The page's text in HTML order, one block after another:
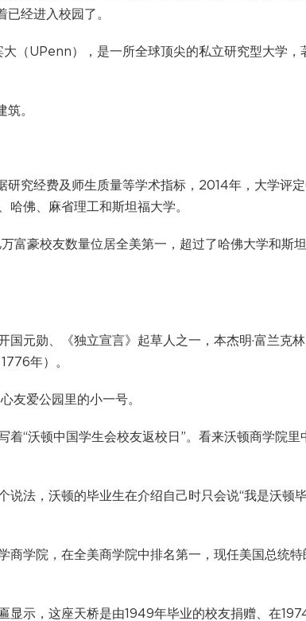
经进入校园了。
UPenn），是一所全球顶尖的私立研究型大学，
。
究经费及师生质量等学术指标，2014年，大学评定
哈佛、麻省理工和斯坦福大学。
富豪校友数量位居全美第一，超过了哈佛大学和斯
元勋、《独立宣言》起草人之一，本杰明·富兰克林
年）。
友爱公园里的小一号。
“沃顿中国学生会校友返校日”。看来沃顿商学院里
法，沃顿的毕业生在介绍自己时只会说“我是沃顿
商学院，在全美商学院中排名第一，现任美国总统特
显示，这座天桥是由1949年毕业的校友捐赠、在